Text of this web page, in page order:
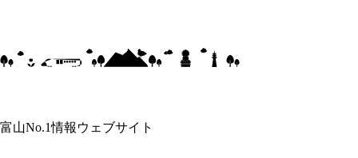
富山No.1情報ウェブサイト